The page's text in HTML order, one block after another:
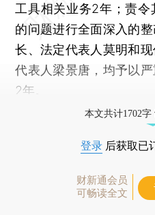
工具相关业务2年；责
的问题进行全面深入的
长、法定代表人莫明和
代表人梁景唐，均予以
2年。
本文共计1702
登录 后获取已
财新通会员
可畅读全文